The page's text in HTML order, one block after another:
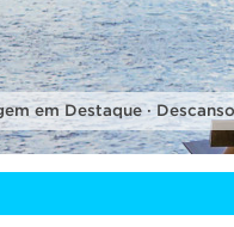
em Destaque ·